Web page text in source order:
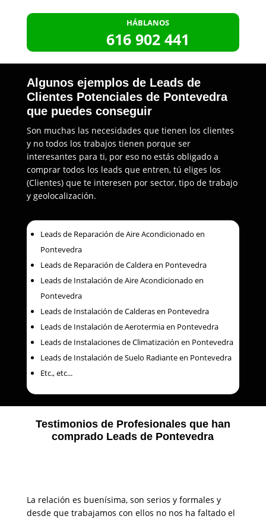
HÁBLANOS
616 902 441
Algunos ejemplos de Leads de
Clientes Potenciales de Pontevedra
que puedes conseguir
Son muchas las necesidades que tienen los clientes
y no todos los trabajos tienen porque ser
interesantes para ti, por eso no estás obligado a
comprar todos los leads que entren, tú eliges los
(Clientes) que te interesen por sector, tipo de trabajo
y geolocalización.
Leads de Reparación de Aire Acondicionado en
Pontevedra
Leads de Reparación de Caldera en Pontevedra
Leads de Instalación de Aire Acondicionado en
Pontevedra
Leads de Instalación de Calderas en Pontevedra
Leads de Instalación de Aerotermia en Pontevedra
Leads de Instalaciones de Climatización en Pontevedra
Leads de Instalación de Suelo Radiante en Pontevedra
Etc., etc...
Testimonios de Profesionales que han
comprado Leads de Pontevedra
La relación es buenísima, son serios y formales y
desde que trabajamos con ellos no nos ha faltado el